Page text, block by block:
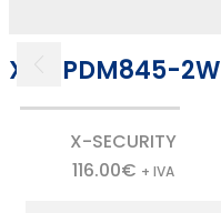
XS-IPDM845-2W
X-SECURITY
116.00€ + IVA